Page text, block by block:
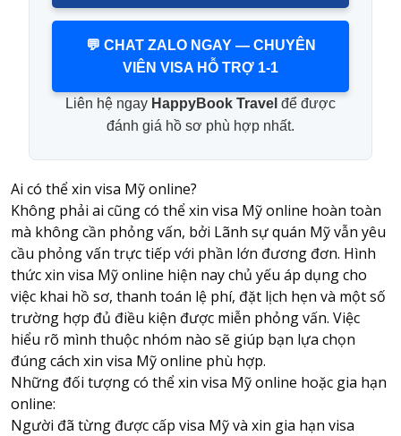
💬 CHAT ZALO NGAY — CHUYÊN
VIÊN VISA HỖ TRỢ 1-1
Liên hệ ngay HappyBook Travel để được
đánh giá hồ sơ phù hợp nhất.
Ai có thể xin visa Mỹ online?
Không phải ai cũng có thể xin visa Mỹ online hoàn toàn
mà không cần phỏng vấn, bởi Lãnh sự quán Mỹ vẫn yêu
cầu phỏng vấn trực tiếp với phần lớn đương đơn. Hình
thức xin visa Mỹ online hiện nay chủ yếu áp dụng cho
việc khai hồ sơ, thanh toán lệ phí, đặt lịch hẹn và một số
trường hợp đủ điều kiện được miễn phỏng vấn. Việc
hiểu rõ mình thuộc nhóm nào sẽ giúp bạn lựa chọn
đúng cách xin visa Mỹ online phù hợp.
Những đối tượng có thể xin visa Mỹ online hoặc gia hạn
online:
Người đã từng được cấp visa Mỹ và xin gia hạn visa